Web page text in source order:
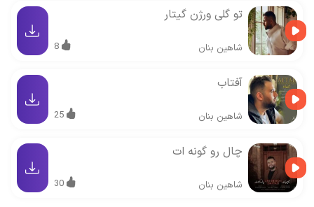
تو گلی ورژن گیتار
شاهین بنان 8
آفتاب
شاهین بنان 25
چال رو گونه ات
شاهین بنان 30